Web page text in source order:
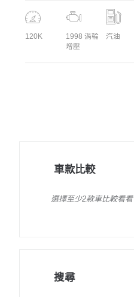
120K
1998 渦輪
增壓
汽油
車款比較
選擇至少2款車比較看看
搜尋